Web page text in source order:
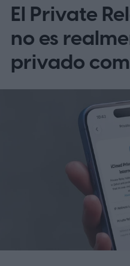
El Private
no es
privado